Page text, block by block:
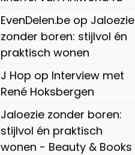
EvenDelen.be op Jaloezie
zonder boren: stijlvol én
praktisch wonen
J Hop op Interview met
René Hoksbergen
Jaloezie zonder boren:
stijlvol én praktisch
wonen - Beauty & Books